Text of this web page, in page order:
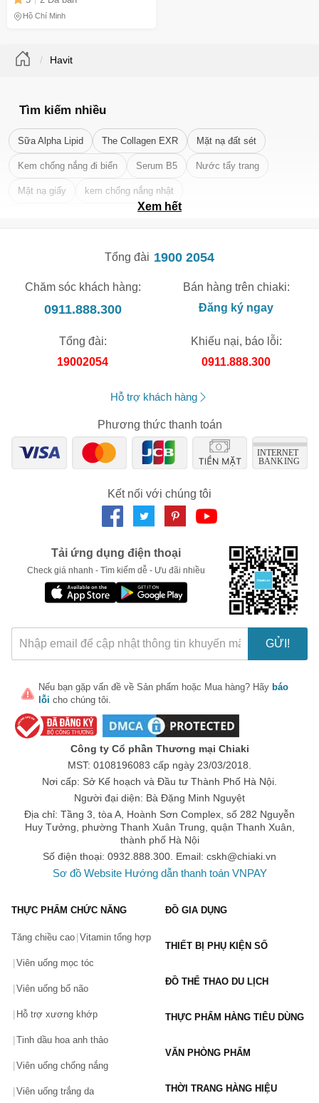
phát triển toàn diện
Hồ Chí Minh
Havit
Tìm kiếm nhiều
Sữa Alpha Lipid The Collagen EXR Mặt nạ đất sét
Kem chống nắng đi biển Serum B5 Nước tẩy trang
Mặt nạ giấy kem chống nắng nhật
Xem hết
Tổng đài 1900 2054
Chăm sóc khách hàng:
0911.888.300
Bán hàng trên chiaki:
Đăng ký ngay
Tổng đài:
19002054
Khiếu nại, báo lỗi:
0911.888.300
Hỗ trợ khách hàng
Phương thức thanh toán
Kết nối với chúng tôi
Tải ứng dụng điện thoại
Check giá nhanh - Tìm kiếm dễ - Ưu đãi nhiều
GỬI!
Nếu bạn gặp vấn đề về Sản phẩm hoặc Mua hàng? Hãy báo
lỗi cho chúng tôi.
Công ty Cổ phần Thương mại Chiaki
MST: 0108196083 cấp ngày 23/03/2018.
Nơi cấp: Sở Kế hoạch và Đầu tư Thành Phố Hà Nội.
Người đại diện: Bà Đặng Minh Nguyệt
Địa chỉ: Tầng 3, tòa A, Hoành Sơn Complex, số 282 Nguyễn
Huy Tưởng, phường Thanh Xuân Trung, quận Thanh Xuân,
thành phố Hà Nội
Số điện thoại: 0932.888.300. Email: cskh@chiaki.vn
Sơ đồ Website Hướng dẫn thanh toán VNPAY
THỰC PHẨM CHỨC NĂNG
Tăng chiều cao Vitamin tổng hợp
Viên uống mọc tóc
Viên uống bổ não
Hỗ trợ xương khớp
Tinh dầu hoa anh thảo
Viên uống chống nắng
Viên uống trắng da
ĐỒ GIA DỤNG
THIẾT BỊ PHỤ KIỆN SỐ
ĐỒ THỂ THAO DU LỊCH
THỰC PHẨM HÀNG TIÊU DÙNG
VĂN PHÒNG PHẨM
THỜI TRANG HÀNG HIỆU